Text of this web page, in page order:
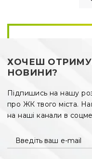
ХОЧЕШ
НОВИНИ?
Підпишись на нашу
про ЖК твого міста.
на наші канали в
Введіть ваш e-mail